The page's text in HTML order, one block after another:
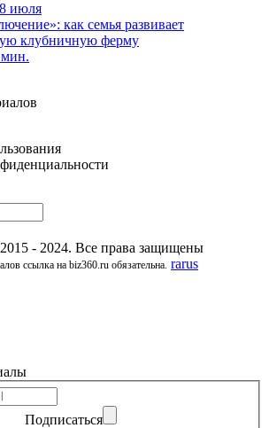
июля
как семья развивает
клубничную ферму
мин.
- 2024. Все права защищены
ссылка на biz360.ru обязательна. rarus
Подписаться